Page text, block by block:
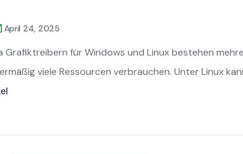
April 24, 2025
Grafiktreibern für Windows und Linux bestehen
viele Ressourcen verbrauchen. Unter Linux